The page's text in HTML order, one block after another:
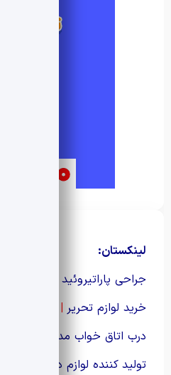
لینکستان:
جراحی پاراتیروئید
خرید لوازم تحریر |
درب اتاق خواب مدرن
تولید کننده لوازم داربست فلزی